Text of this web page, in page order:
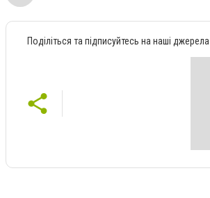
Поділіться та підписуйтесь на наші джерела